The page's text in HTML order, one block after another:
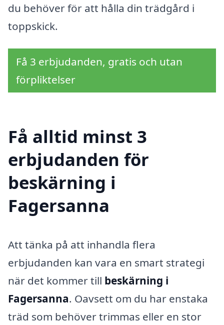
du behöver för att hålla din trädgård i
toppskick.
Få 3 erbjudanden, gratis och utan
förpliktelser
Få alltid minst 3
erbjudanden för
beskärning i
Fagersanna
Att tänka på att inhandla flera
erbjudanden kan vara en smart strategi
när det kommer till beskärning i
Fagersanna. Oavsett om du har enstaka
träd som behöver trimmas eller en stor